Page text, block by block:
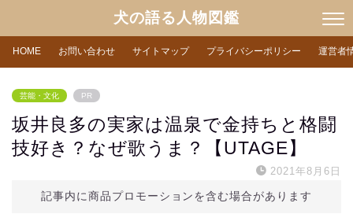
犬の語る人物図鑑
HOME お問い合わせ サイトマップ プライバシーポリシー 運営者
芸能・文化 PR
坂井良多の実家は温泉で金持ちと格闘
技好き？なぜ歌うま？【UTAGE】
2021年8月6日
記事内に商品プロモーションを含む場合があります